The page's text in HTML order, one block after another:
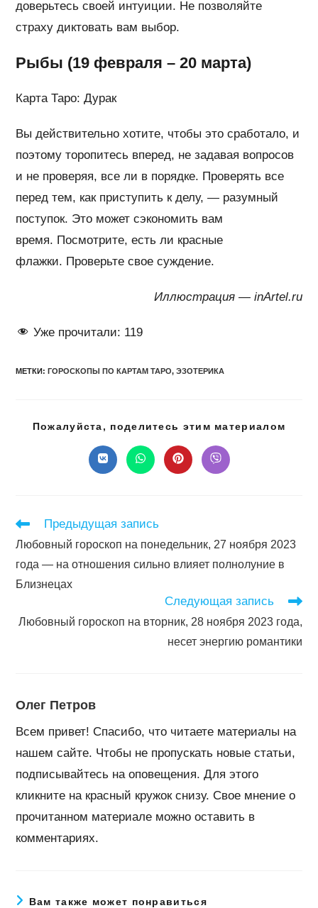
доверьтесь своей интуиции. Не позволяйте
страху диктовать вам выбор.
Рыбы (19 февраля – 20 марта)
Карта Таро: Дурак
Вы действительно хотите, чтобы это сработало, и
поэтому торопитесь вперед, не задавая вопросов
и не проверяя, все ли в порядке. Проверять все
перед тем, как приступить к делу, — разумный
поступок. Это может сэкономить вам
время. Посмотрите, есть ли красные
флажки. Проверьте свое суждение.
Иллюстрация — inArtel.ru
Уже прочитали: 119
МЕТКИ:ГОРОСКОПЫ ПО КАРТАМ ТАРО, ЭЗОТЕРИКА
Пожалуйста, поделитесь этим материалом
Открывается
в
Открывается
в
Открывается
в
Открывается
в
Читать
статьи
Предыдущая запись
Любовный гороскоп на понедельник, 27 ноября 2023
года — на отношения сильно влияет полнолуние в
Близнецах
Следующая запись
Любовный гороскоп на вторник, 28 ноября 2023 года,
несет энергию романтики
Олег Петров
Всем привет! Спасибо, что читаете материалы на
нашем сайте. Чтобы не пропускать новые статьи,
подписывайтесь на оповещения. Для этого
кликните на красный кружок снизу. Свое мнение о
прочитанном материале можно оставить в
комментариях.
Вам также может понравиться